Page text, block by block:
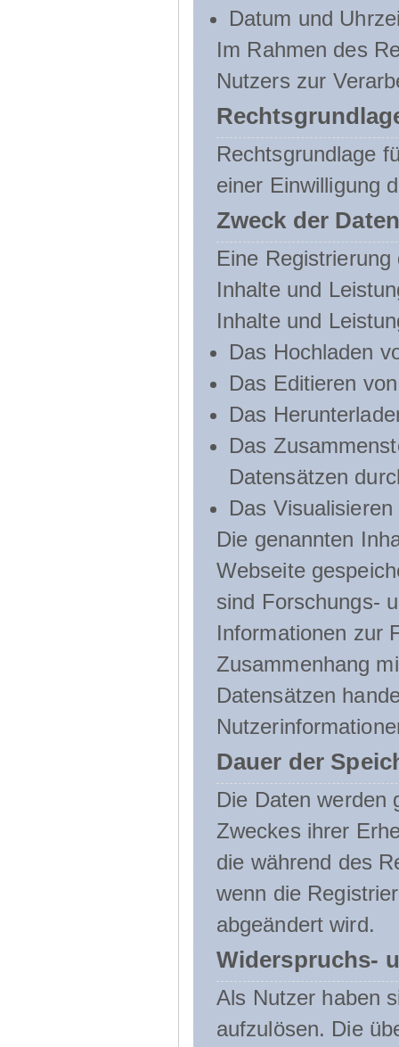
Datum und
Im Rahmen des
Nutzers zur
Rechtsgrundlage
einer Einwilligung
Zweck der
Eine
Inhalte und
Inhalte und
Das Hochladen
Das Editieren
Das
Das
Datensätzen
Das
Die genannten
Webseite
sind Forschungs-
Informationen zur
Zusammenhang
Datensätzen
Dauer der
Die Daten werden
Zweckes ihrer
die während des
wenn die
abgeändert wird.
Widerspruchs-
Als Nutzer haben
aufzulösen. Die